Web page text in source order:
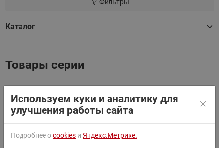
Фильтры
Каталог
Товары серии
Найти
Используем куки и аналитику для
улучшения работы сайта
Подробнее оcookies и Яндекс.Метрике.